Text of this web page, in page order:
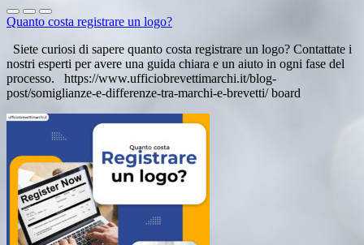
Quanto costa registrare un logo?
Siete curiosi di sapere quanto costa registrare un logo? Contattate i
nostri esperti per avere una guida chiara e un aiuto in ogni fase del
processo. https://www.ufficiobrevettimarchi.it/blog-
post/somiglianze-e-differenze-tra-marchi-e-brevetti/ board